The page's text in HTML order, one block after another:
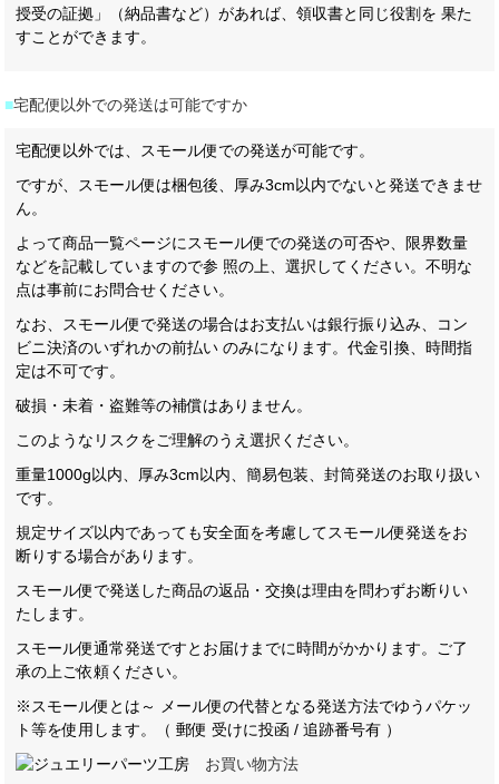
授受の証拠」（納品書など）があれば、領収書と同じ役割を 果た
すことができます。
■宅配便以外での発送は可能ですか
宅配便以外では、スモール便での発送が可能です。
ですが、スモール便は梱包後、厚み3cm以内でないと発送できませ
ん。
よって商品一覧ページにスモール便での発送の可否や、限界数量
などを記載していますので参 照の上、選択してください。不明な
点は事前にお問合せください。
なお、スモール便で発送の場合はお支払いは銀行振り込み、コン
ビニ決済のいずれかの前払い のみになります。代金引換、時間指
定は不可です。
破損・未着・盗難等の補償はありません。
このようなリスクをご理解のうえ選択ください。
重量1000g以内、厚み3cm以内、簡易包装、封筒発送のお取り扱い
です。
規定サイズ以内であっても安全面を考慮してスモール便発送をお
断りする場合があります。
スモール便で発送した商品の返品・交換は理由を問わずお断りい
たします。
スモール便通常発送ですとお届けまでに時間がかかります。ご了
承の上ご依頼ください。
※スモール便とは～ メール便の代替となる発送方法でゆうパケッ
ト等を使用します。（ 郵便 受けに投函 / 追跡番号有 ）
お買い物方法